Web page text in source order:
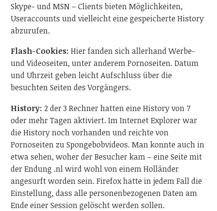
Skype- und MSN – Clients bieten Möglichkeiten,
Useraccounts und vielleicht eine gespeicherte History
abzurufen.
Flash-Cookies: Hier fanden sich allerhand Werbe-
und Videoseiten, unter anderem Pornoseiten. Datum
und Uhrzeit geben leicht Aufschluss über die
besuchten Seiten des Vorgängers.
History: 2 der 3 Rechner hatten eine History von 7
oder mehr Tagen aktiviert. Im Internet Explorer war
die History noch vorhanden und reichte von
Pornoseiten zu Spongebobvideos. Man konnte auch in
etwa sehen, woher der Besucher kam – eine Seite mit
der Endung .nl wird wohl von einem Holländer
angesurft worden sein. Firefox hatte in jedem Fall die
Einstellung, dass alle personenbezogenen Daten am
Ende einer Session gelöscht werden sollen.